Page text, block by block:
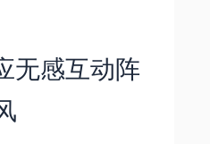
无感互动阵